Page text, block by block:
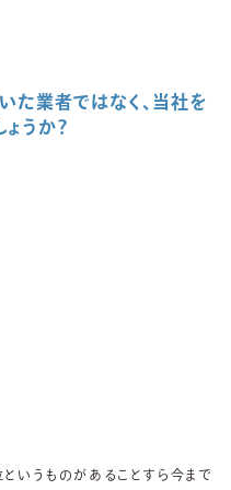
た業者ではなく、当社を
うか？
いうものがあることすら今まで